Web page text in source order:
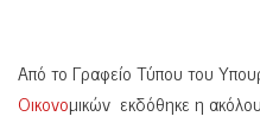
Από το Γραφείο Τύπου του
Οικονομικών εκδόθηκε η